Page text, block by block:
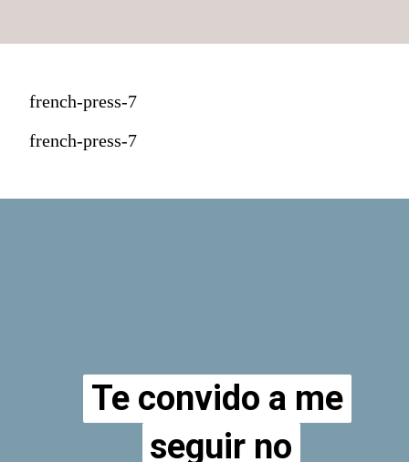
french-press-7
french-press-7
Te convido a me
seguir no
Te convido a me
seguir no